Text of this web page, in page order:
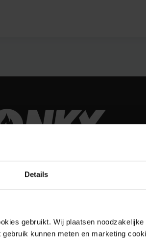
Details
gebruikt. Wij plaatsen
kunnen meten en marketing